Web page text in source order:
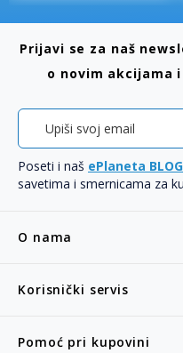
O nama
Korisnički servis
Pomoć pri kupovini
Prijavi se za naš
o novim akcijama
Poseti i naš ePlaneta BLOG
savetima i smernicama za